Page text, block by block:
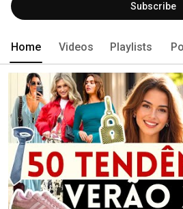
Subscribe
Home Videos Playlists